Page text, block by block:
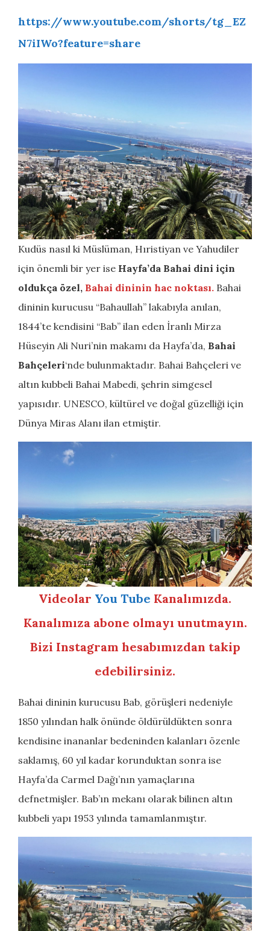
https://www.youtube.com/shorts/tg_EZ
N7iIWo?feature=share
Kudüs nasıl ki Müslüman, Hıristiyan ve Yahudiler
için önemli bir yer ise Hayfa’da Bahai dini için
oldukça özel, Bahai dininin hac noktası. Bahai
dininin kurucusu “Bahaullah” lakabıyla anılan,
1844’te kendisini “Bab” ilan eden İranlı Mirza
Hüseyin Ali Nuri’nin makamı da Hayfa’da, Bahai
Bahçeleri‘nde bulunmaktadır. Bahai Bahçeleri ve
altın kubbeli Bahai Mabedi, şehrin simgesel
yapısıdır. UNESCO, kültürel ve doğal güzelliği için
Dünya Miras Alanı ilan etmiştir.
Videolar You Tube Kanalımızda.
Kanalımıza abone olmayı unutmayın.
Bizi Instagram hesabımızdan takip
edebilirsiniz.
Bahai dininin kurucusu Bab, görüşleri nedeniyle
1850 yılından halk önünde öldürüldükten sonra
kendisine inananlar bedeninden kalanları özenle
saklamış, 60 yıl kadar korunduktan sonra ise
Hayfa’da Carmel Dağı’nın yamaçlarına
defnetmişler. Bab’ın mekanı olarak bilinen altın
kubbeli yapı 1953 yılında tamamlanmıştır.